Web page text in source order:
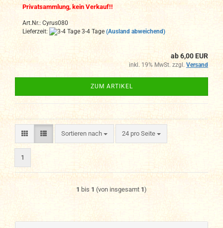
Privatsammlung, kein Verkauf!!
Art.Nr.: Cyrus080
Lieferzeit:
3-4 Tage (Ausland abweichend)
ab 6,00 EUR
inkl. 19% MwSt. zzgl. Versand
ZUM ARTIKEL
Sortieren nach
Sortieren nach 24 pro Seite
pro Seite
1
1 bis 1 (von insgesamt 1)